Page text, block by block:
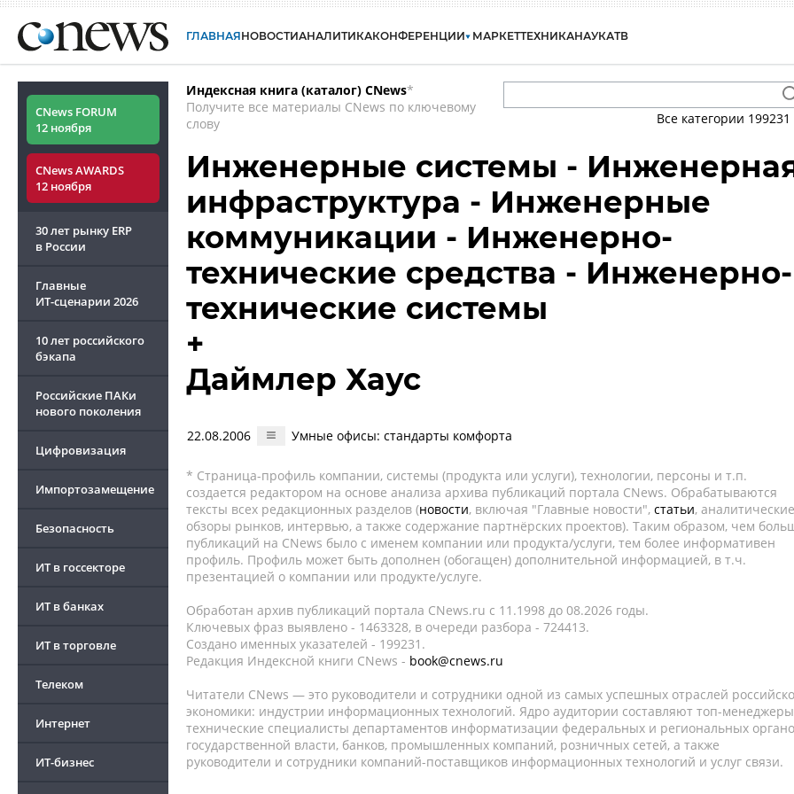
ГЛАВНАЯНОВОСТИАНАЛИТИКАКОНФЕРЕНЦИИ МАРКЕТТЕХНИКАНАУКАТВ
CNews FORUM
12 ноября
CNews AWARDS
12 ноября
30 лет рынку ERP
в России
Главные
ИТ-сценарии 2026
10 лет российского
бэкапа
Российские ПАКи
нового поколения
Цифровизация
Импортозамещение
Безопасность
ИТ в госсекторе
ИТ в банках
ИТ в торговле
Телеком
Интернет
ИТ-бизнес
Индексная книга (каталог) CNews*
Получите все материалы CNews по ключевому
слову
Все категории 199231
Инженерные системы -
инфраструктура - Инженерные
коммуникации - Инженерно-
технические средства - Инженерно-
технические системы
+
Даймлер Хаус
22.08.2006 Умные офисы: стандарты комфорта
* Страница-профиль компании, системы (продукта или услуги), технологии, персоны и т.п.
создается редактором на основе анализа архива публикаций портала CNews. Обрабатываются
тексты всех редакционных разделов (новости, включая "Главные новости", статьи, аналитические
обзоры рынков, интервью, а также содержание партнёрских проектов). Таким образом, чем
публикаций на CNews было с именем компании или продукта/услуги, тем более информативен
профиль. Профиль может быть дополнен (обогащен) дополнительной информацией, в т.ч.
презентацией о компании или продукте/услуге.
Обработан архив публикаций портала CNews.ru c 11.1998 до 08.2026 годы.
Ключевых фраз выявлено - 1463328, в очереди разбора - 724413.
Создано именных указателей - 199231.
Редакция Индексной книги CNews - book@cnews.ru
Читатели CNews — это руководители и сотрудники одной из самых успешных отраслей
экономики: индустрии информационных технологий. Ядро аудитории составляют топ-
технические специалисты департаментов информатизации федеральных и региональных
государственной власти, банков, промышленных компаний, розничных сетей, а также
руководители и сотрудники компаний-поставщиков информационных технологий и услуг связи.